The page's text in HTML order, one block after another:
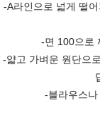
-A라인으로 넓게 떨
-면 100으로
-얇고 가벼운 원단으
-블라우스